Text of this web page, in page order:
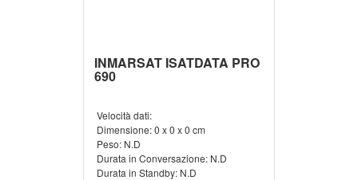
INMARSAT ISATDATA PRO
690
Velocità dati:
Dimensione:0 x 0 x 0 cm
Peso: N.D
Durata in Conversazione: N.D
Durata in Standby: N.D